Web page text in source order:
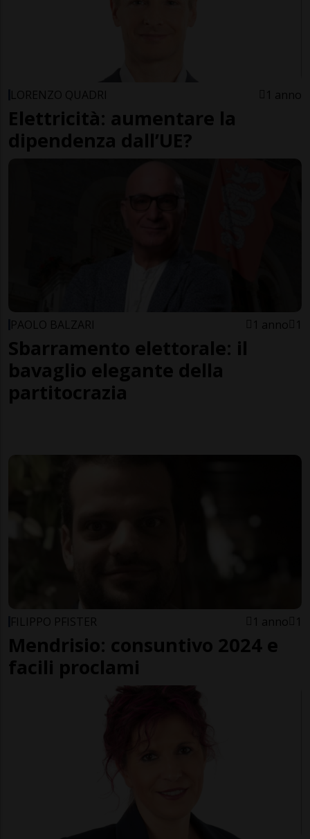
LORENZO QUADRI 1 anno
Elettricità: aumentare la
dipendenza dall’UE?
PAOLO BALZARI 1 anno 1
Sbarramento elettorale: il
bavaglio elegante della
partitocrazia
FILIPPO PFISTER 1 anno 1
Mendrisio: consuntivo 2024 e
facili proclami